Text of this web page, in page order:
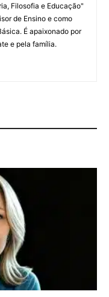
Filosofia e Educação"
de Ensino e como
É apaixonado por
e pela família.